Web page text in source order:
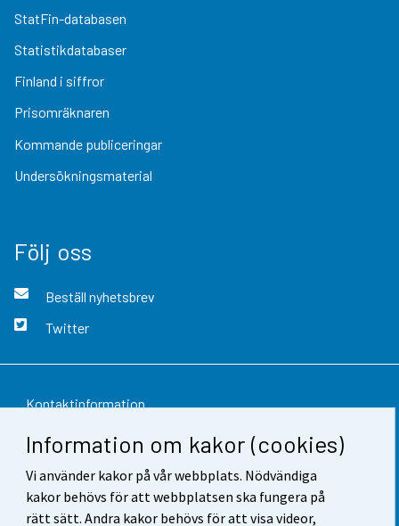
Information om kakor (cookies)
Vi använder kakor på vår webbplats. Nödvändiga
kakor behövs för att webbplatsen ska fungera på
rätt sätt. Andra kakor behövs för att visa videor,
StatFin-databasen
Statistikdatabaser
Finland i siffror
Prisomräknaren
Kommande publiceringar
Undersökningsmaterial
Följ oss
Beställ nyhetsbrev
Twitter
Kontaktinformation
Respons
Användarvillkor
Dataskydd